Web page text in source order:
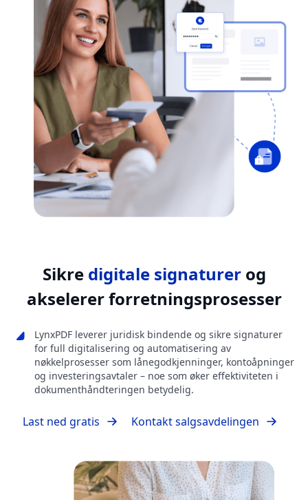
Sikre digitale signaturerog
akselerer forretningsprosesser
LynxPDF leverer juridisk bindende og sikre signaturer
for full digitalisering og automatisering av
nøkkelprosesser som lånegodkjenninger, kontoåpninger
og investeringsavtaler – noe som øker effektiviteten i
dokumenthåndteringen betydelig.
Last ned gratis Kontakt salgsavdelingen